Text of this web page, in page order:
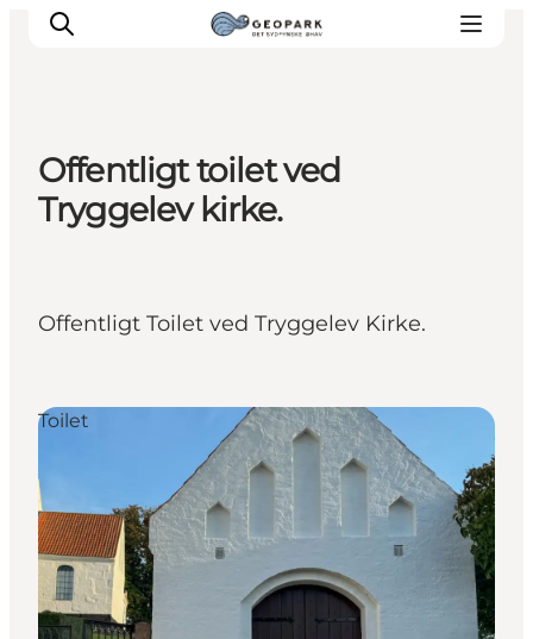
Offentligt toilet ved
Tryggelev kirke.
Offentligt Toilet ved Tryggelev Kirke.
Toilet